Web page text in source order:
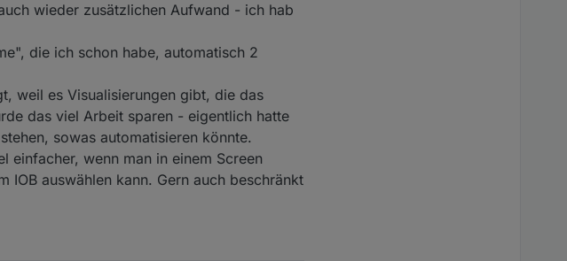
wieder zusätzlichen Aufwand - ich hab
die ich schon habe, automatisch 2
weil es Visualisierungen gibt, die das
das viel Arbeit sparen - eigentlich hatte
sowas automatisieren könnte.
einfacher, wenn man in einem Screen
auswählen kann. Gern auch beschränkt